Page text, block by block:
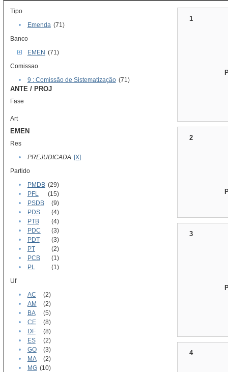
Tipo
•
Emenda (71)
Banco
EMEN (71)
Comissao
•
9 : Comissão de Sistematização (71)
ANTE / PROJ
Fase
Art
EMEN
Res
•
PREJUDICADA [X]
Partido
•
PMDB (29)
•
PFL
(15)
•
PSDB
(9)
•
PDS
(4)
•
PTB
(4)
•
PDC
(3)
•
PDT
(3)
•
PT
(2)
•
PCB
(1)
•
PL
(1)
Uf
•
AC
(2)
•
AM
(2)
•
BA
(5)
•
CE
(8)
•
DF
(8)
•
ES
(2)
•
GO
(3)
•
MA
(2)
•
MG (10)
1
2
3
4